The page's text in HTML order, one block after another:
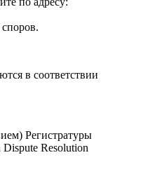
в соответствии
Регистратуры
Resolution